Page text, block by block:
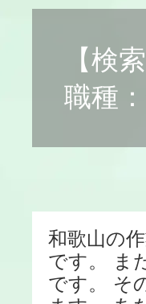
【検
職種
和歌山の
です。 ま
です。 そ